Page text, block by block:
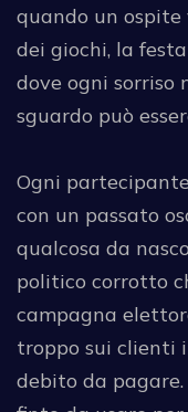
quando un
dei giochi, la
dove ogni sorriso
sguardo può
Ogni
con un passato
qualcosa da
politico corrotto
campagna
troppo sui clienti
debito da